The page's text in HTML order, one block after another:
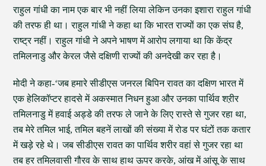
राहुल गांधी का नाम एक बार भी नहीं लिया लेकिन उनका इशारा राहुल गांधी
की तरफ ही था। राहुल गांधी ने कहा था कि भारत राज्यों का एक संघ है,
राष्ट्र नहीं। राहुल गांधी ने अपने भाषण में आरोप लगाया था कि केंद्र
तमिलनाडु और केरल जैसे दक्षिणी राज्यों की अनदेखी कर रहा है।
मोदी ने कहा-‘जब हमारे सीडीएस जनरल बिपिन रावत का दक्षिण भारत में
एक हेलिकॉप्‍टर हादसे में अकस्‍मात निधन हुआ और उनका पार्थिव शऱीर
तमिलनाडु में हवाई अड्डे की तरफ ले जाने के लिए रास्‍ते से गुजर रहा था,
तब मेरे तमिल भाई, तमिल बहनें लाखों की संख्‍या में रोड पर घंटों तक कतार
में खड़े रहे थे। जब सीडीएस रावत का पार्थिव शरीर वहां से गुजर रहा था
तब हर तमिलवासी गौरव के साथ हाथ ऊपर करके, आंख में आंसू के साथ